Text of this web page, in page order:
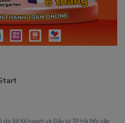
Sở Kế hoạch và Đầu tư TP Hà Nội cấp